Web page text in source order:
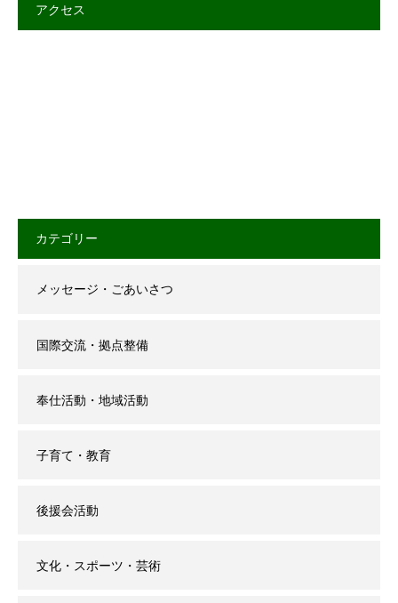
アクセス
カテゴリー
メッセージ・ごあいさつ
国際交流・拠点整備
奉仕活動・地域活動
子育て・教育
後援会活動
文化・スポーツ・芸術